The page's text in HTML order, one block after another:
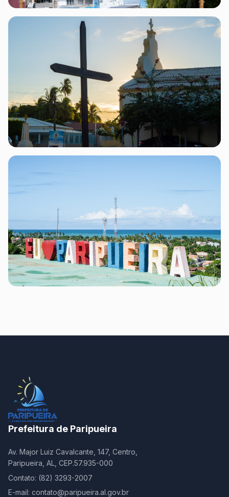
Prefeitura de Paripueira
Av. Major Luiz Cavalcante, 147, Centro,
Paripueira, AL, CEP.57.935-000
Contato: (82) 3293-2007
E-mail: contato@paripueira.al.gov.br